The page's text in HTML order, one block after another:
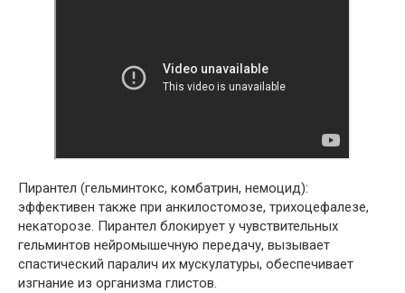
Пирантел (гельминтокс, комбатрин, немоцид):
эффективен также при анкилостомозе, трихоцефалезе,
некаторозе. Пирантел блокирует у чувствительных
гельминтов нейромышечную передачу, вызывает
спастический паралич их мускулатуры, обеспечивает
изгнание из организма глистов.